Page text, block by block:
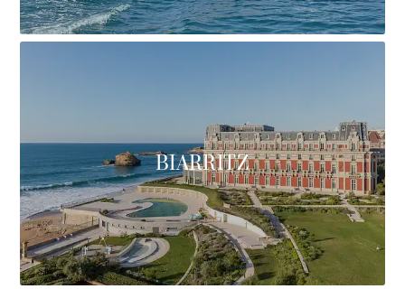
BIARRITZ